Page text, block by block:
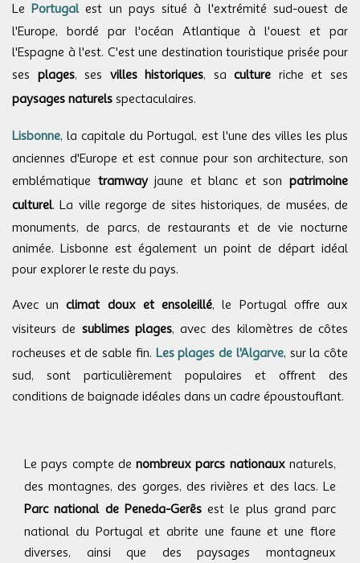
LePortugal est un pays situé à l'extrémité sud-ouest de
l'Europe, bordé par l'océan Atlantique à l'ouest et par
l'Espagne à l'est. C'est une destination touristique prisée pour
ses plages, ses villes historiques, saculture riche et ses
paysages naturels spectaculaires.
Lisbonne, la capitale du Portugal, est l'une des villes les plus
anciennes d'Europe et est connue pour son architecture, son
emblématique tramwayjaune et blanc et sonpatrimoine
culturel. La ville regorge de sites historiques, de musées, de
monuments, de parcs, de restaurants et de vie nocturne
animée. Lisbonne est également un point de départ idéal
pour explorer le reste du pays.
Avec un climat doux et ensoleillé, le Portugal offre aux
visiteurs de sublimes plages, avec des kilomètres de côtes
rocheuses et de sable fin. Les plages de l'Algarve, sur la côte
sud, sont particulièrement populaires et offrent des
conditions de baignade idéales dans un cadre époustouflant.
Le pays compte denombreux parcs nationauxnaturels,
des montagnes, des gorges, des rivières et des lacs. Le
Parc national de Peneda-Gerêsest le plus grand parc
national du Portugal et abrite une faune et une flore
diverses, ainsi que des paysages montagneux